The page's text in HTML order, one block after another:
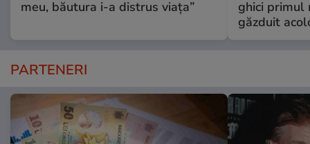
meu, băutura i-a distrus viața”
ghici primul
găzduit
PARTENERI